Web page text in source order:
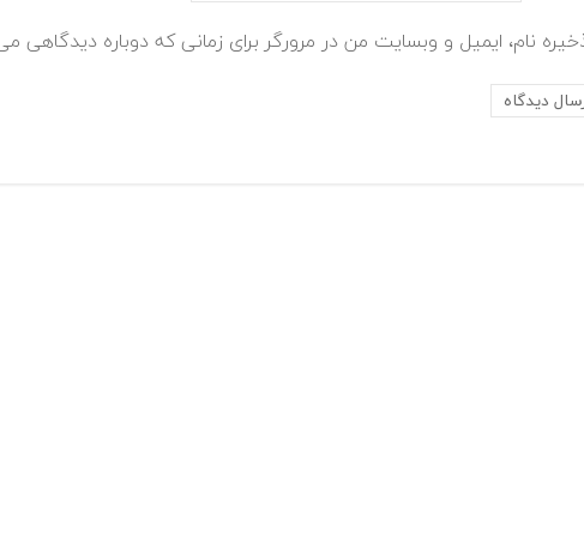
نام، ایمیل و وبسایت من در مرورگر برای زمانی که دوباره دیدگاهی